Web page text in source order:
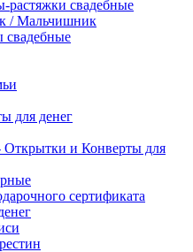
растяжки свадебные
/ Мальчишник
для денег
Открытки и Конверты для
сертификата